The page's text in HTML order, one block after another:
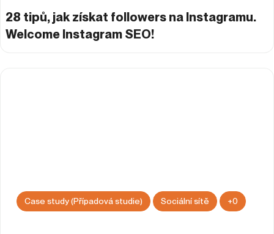
28 tipů, jak získat followers na Instagramu.
Welcome Instagram SEO!
Case study (Případová studie) Sociální sítě +0